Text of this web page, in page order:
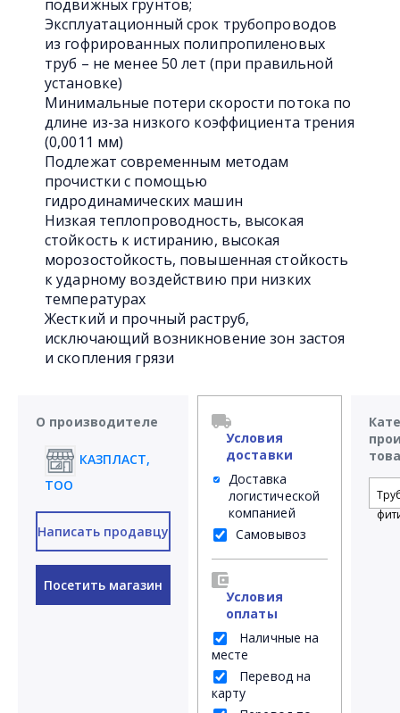
подвижных грунтов;
Эксплуатационный срок трубопроводов
из гофрированных полипропиленовых
труб – не менее 50 лет (при правильной
установке)
Минимальные потери скорости потока по
длине из-за низкого коэффициента трения
(0,0011 мм)
Подлежат современным методам
прочистки с помощью
гидродинамических машин
Низкая теплопроводность, высокая
стойкость к истиранию, высокая
морозостойкость, повышенная стойкость
к ударному воздействию при низких
температурах
Жесткий и прочный раструб,
исключающий возникновение зон застоя
и скопления грязи
О производителе
КАЗПЛАСТ,
ТОО
Написать продавцу
Посетить магазин
Условия
доставки
Доставка
логистической
компанией
Самовывоз
Условия
оплаты
Наличные на
месте
Перевод на
карту